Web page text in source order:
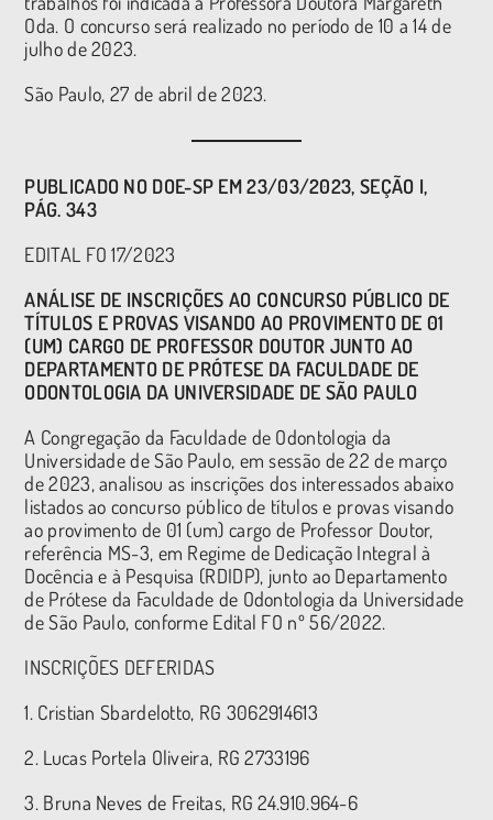
Oda. O concurso será realizado no período de 10 a 14 de
julho de 2023.
São Paulo, 27 de abril de 2023.
PUBLICADO NO DOE-SP EM 23/03/2023, SEÇÃO I,
PÁG. 343
EDITAL FO 17/2023
ANÁLISE DE INSCRIÇÕES AO CONCURSO PÚBLICO DE
TÍTULOS E PROVAS VISANDO AO PROVIMENTO DE 01
(UM) CARGO DE PROFESSOR DOUTOR JUNTO AO
DEPARTAMENTO DE PRÓTESE DA FACULDADE DE
ODONTOLOGIA DA UNIVERSIDADE DE SÃO PAULO
A Congregação da Faculdade de Odontologia da
Universidade de São Paulo, em sessão de 22 de março
de 2023, analisou as inscrições dos interessados abaixo
listados ao concurso público de títulos e provas visando
ao provimento de 01 (um) cargo de Professor Doutor,
referência MS-3, em Regime de Dedicação Integral à
Docência e à Pesquisa (RDIDP), junto ao Departamento
de Prótese da Faculdade de Odontologia da Universidade
de São Paulo, conforme Edital FO nº 56/2022.
INSCRIÇÕES DEFERIDAS
1. Cristian Sbardelotto, RG 3062914613
2. Lucas Portela Oliveira, RG 2733196
3. Bruna Neves de Freitas, RG 24.910.964-6